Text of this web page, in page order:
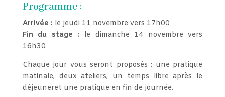
Programme :
Arrivée : le jeudi 11 novembre vers 17h00
Fin du stage : le dimanche 14 novembre vers
16h30
Chaque jour vous seront proposés : une pratique
matinale, deux ateliers, un temps libre après le
déjeuneret une pratique en fin de journée.